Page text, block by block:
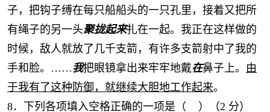
子，把钩子缚在每只船船头的一只孔里，接着又把所
有绳子的另一头聚拢起来扎在一起。我正在这样做的
时候，敌人就放了几千支箭，有许多支箭射中了我的
手和脸。……我把眼镜拿出来牢牢地戴在鼻子上。 由
于我有了这种防御，就继续大胆地工作起来。
8．下列各项填入空格正确的一项是（
）（2 分）